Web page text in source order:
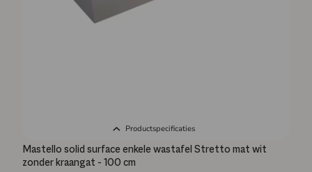
Productspecificaties
Mastello solid surface enkele wastafel Stretto mat wit
zonder kraangat - 100 cm